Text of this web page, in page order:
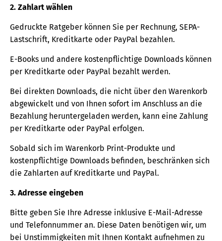
2. Zahlart wählen
Gedruckte Ratgeber können Sie per Rechnung, SEPA-
Lastschrift, Kreditkarte oder PayPal bezahlen.
E-Books und andere kostenpflichtige Downloads können
per Kreditkarte oder PayPal bezahlt werden.
Bei direkten Downloads, die nicht über den Warenkorb
abgewickelt und von Ihnen sofort im Anschluss an die
Bezahlung heruntergeladen werden, kann eine Zahlung
per Kreditkarte oder PayPal erfolgen.
Sobald sich im Warenkorb Print-Produkte und
kostenpflichtige Downloads befinden, beschränken sich
die Zahlarten auf Kreditkarte und PayPal.
3. Adresse eingeben
Bitte geben Sie Ihre Adresse inklusive E-Mail-Adresse
und Telefonnummer an. Diese Daten benötigen wir, um
bei Unstimmigkeiten mit Ihnen Kontakt aufnehmen zu